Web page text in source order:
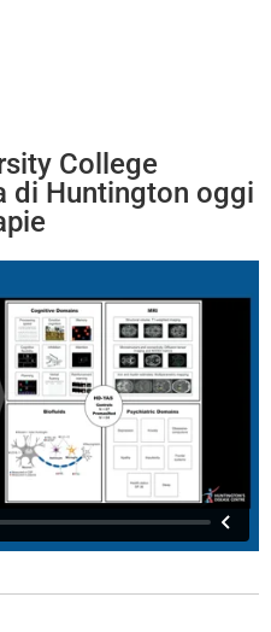
College
di Huntington oggi